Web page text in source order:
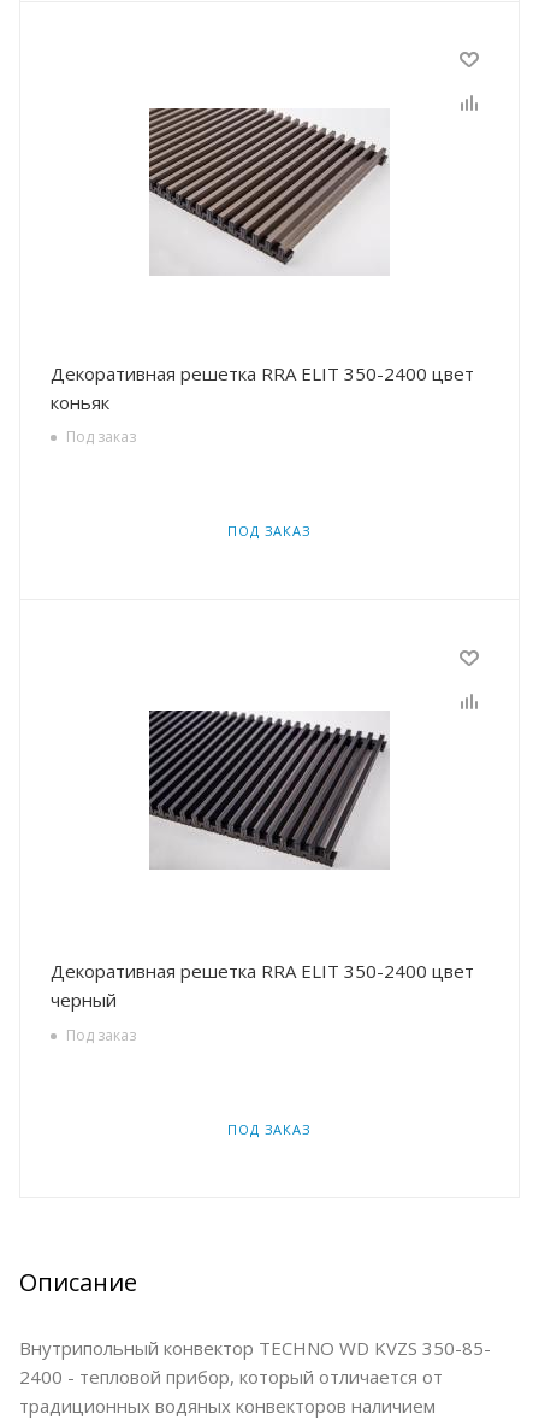
Декоративная решетка RRA ELIT 350-2400 цвет
коньяк
Под заказ
ПОД ЗАКАЗ
Декоративная решетка RRA ELIT 350-2400 цвет
черный
Под заказ
ПОД ЗАКАЗ
Описание
Внутрипольный конвектор TECHNO WD KVZS 350-85-
2400 - тепловой прибор, который отличается от
традиционных водяных конвекторов наличием